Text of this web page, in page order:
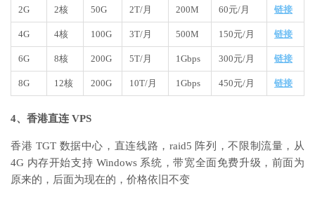
2G 2核 50G 2T/月 200M 60元/月 链接
4G 4核 100G 3T/月 500M 150元/月 链接
6G 8核 200G 5T/月 1Gbps 300元/月 链接
8G 12核 200G 10T/月 1Gbps 450元/月 链接
4、香港直连 VPS
香港 TGT 数据中心，直连线路，raid5 阵列，不限制流量，从
4G 内存开始支持 Windows 系统，带宽全面免费升级，前面为
原来的，后面为现在的，价格依旧不变